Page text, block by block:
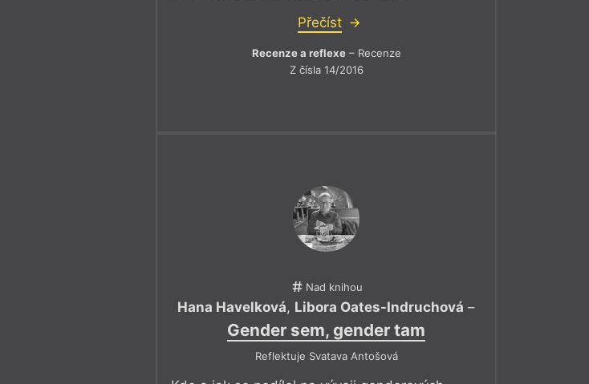
Přečíst
Recenze a reflexe– Recenze
Z čísla 14/2016
Nad knihou
Hana Havelková, Libora Oates-Indruchová –
Gender sem, gender tam
Reflektuje Svatava Antošová